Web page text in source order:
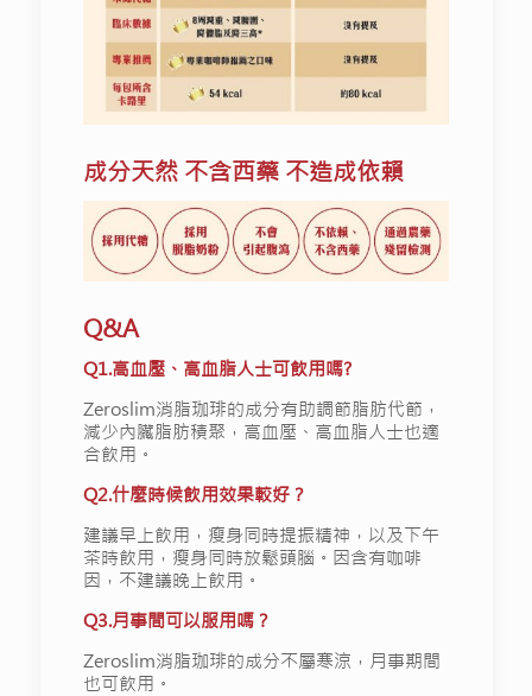
成分天然 不含西藥 不造成依賴
Q&A
Q1.高血壓、高血脂人士可飲用嗎?
Zeroslim消脂珈琲的成分有助調節脂肪代節，
減少內臟脂肪積聚，高血壓、高血脂人士也適
合飲用。
Q2.什麼時候飲用效果較好？
建議早上飲用，瘦身同時提振精神，以及下午
茶時飲用，瘦身同時放鬆頭腦。因含有咖啡
因，不建議晚上飲用。
Q3.月事間可以服用嗎？
Zeroslim消脂珈琲的成分不屬寒涼，月事期間
也可飲用。